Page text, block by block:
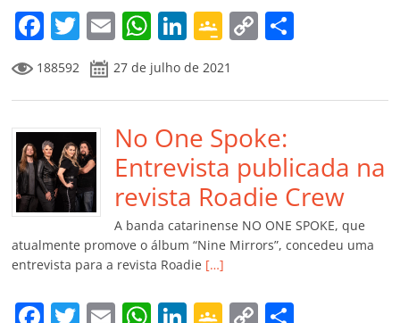
m
F
a
c
e
b
o
o
k
T
w
itt
er
E
m
ai
l
W
h
at
s
A
p
p
Li
n
k
e
dI
n
G
o
o
gl
e
Cl
a
ss
ro
o
m
C
y
Li
n
k
p
til
h
ar
188592 27 de julho de 2021
No One Spoke:
Entrevista publicada na
revista Roadie Crew
A banda catarinense NO ONE SPOKE, que
atualmente promove o álbum “Nine Mirrors”, concedeu uma
entrevista para a revista Roadie […]